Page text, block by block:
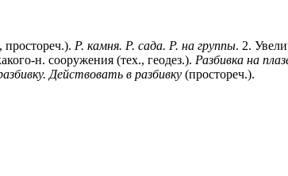
простореч.). Р. камня. Р. сада. Р. на группы. 2.
н. сооружения (тех., геодез.). Разбивка на
Действовать в разбивку (простореч.).